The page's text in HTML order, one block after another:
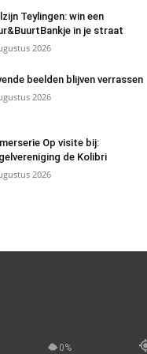
Teylingen: win een
in je straat
2026
beelden blijven verrassen
2026
Op visite bij:
de Kolibri
2026
0%